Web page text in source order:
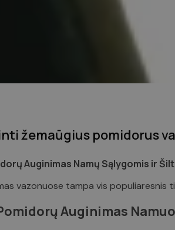
žemaūgius pomidorus
Auginimas Namų Sąlygomis ir
vazonuose tampa vis
Auginimas